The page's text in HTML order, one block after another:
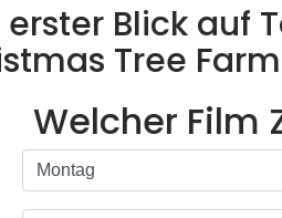
erster Blick auf
Tree
Welcher Film